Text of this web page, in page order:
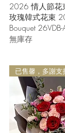
快速
2026 情人節花
玫瑰韓式花束
Bouquet 26VDB-
無庫存
已售馨，多謝支